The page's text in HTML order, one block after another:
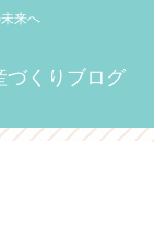
来へ
づくりブログ